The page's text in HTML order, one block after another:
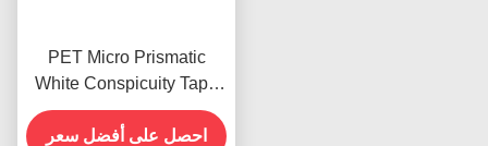
PET Micro Prismatic
White Conspicuity Tape
شريط منعكس للسيارات
معتمد ECE
احصل على أفضل سعر